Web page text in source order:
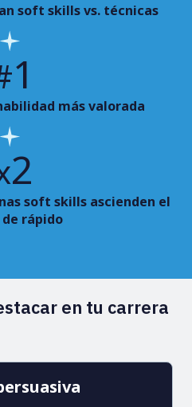
soft skills vs. técnicas
1
más valorada
2
soft skills ascienden el
rápido
en tu carrera